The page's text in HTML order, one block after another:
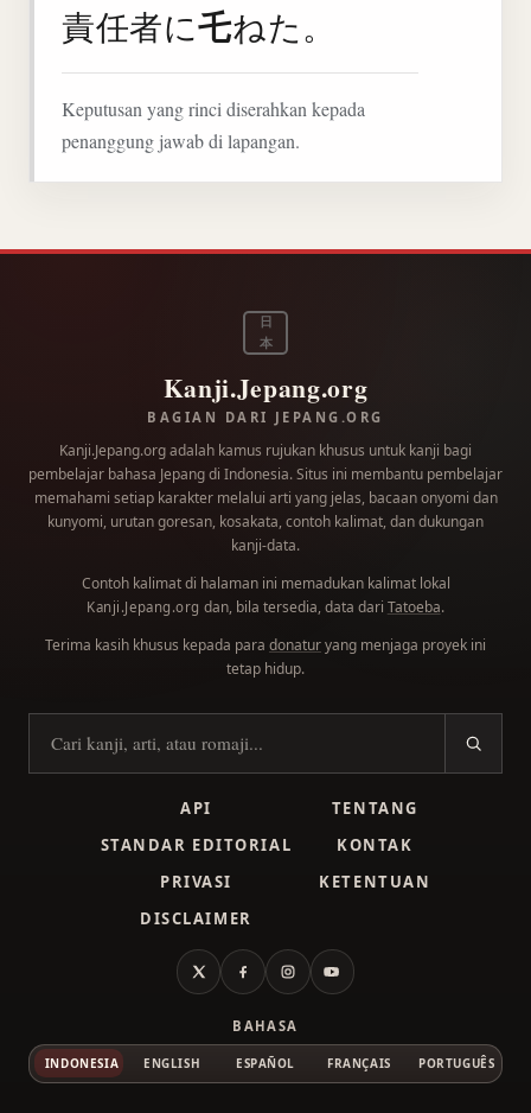
責任者に乇ねた。
Keputusan yang rinci diserahkan kepada
penanggung jawab di lapangan.
日
本
Kanji.Jepang.org
BAGIAN DARI JEPANG.ORG
Kanji.Jepang.org adalah kamus rujukan khusus untuk kanji bagi
pembelajar bahasa Jepang di Indonesia. Situs ini membantu pembelajar
memahami setiap karakter melalui arti yang jelas, bacaan onyomi dan
kunyomi, urutan goresan, kosakata, contoh kalimat, dan dukungan
kanji-data.
Contoh kalimat di halaman ini memadukan kalimat lokal
Kanji.Jepang.org dan, bila tersedia, data dari Tatoeba.
Terima kasih khusus kepada para donaturyang menjaga proyek ini
tetap hidup.
Cari kanji
API
TENTANG
STANDAR EDITORIAL
KONTAK
PRIVASI
KETENTUAN
DISCLAIMER
X FacebookInstagramYouTube
BAHASA
INDONESIA ENGLISH ESPAÑOL FRANÇAIS PORTUGUÊS